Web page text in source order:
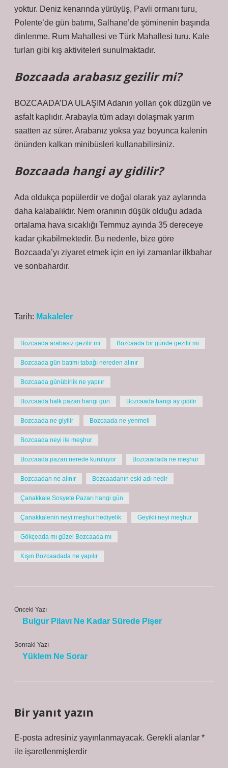
yoktur. Deniz kenarında yürüyüş, Pavli ormanı turu,
Polente’de gün batımı, Salhane’de şöminenin başında
dinlenme. Rum Mahallesi ve Türk Mahallesi turu. Kale
turları gibi kış aktiviteleri sunulmaktadır.
Bozcaada arabasız gezilir mi?
BOZCAADA’DA ULAŞIM Adanın yolları çok düzgün ve
asfalt kaplıdır. Arabayla tüm adayı dolaşmak yarım
saatten az sürer. Arabanız yoksa yaz boyunca kalenin
önünden kalkan minibüsleri kullanabilirsiniz.
Bozcaada hangi ay gidilir?
Ada oldukça popülerdir ve doğal olarak yaz aylarında
daha kalabalıktır. Nem oranının düşük olduğu adada
ortalama hava sıcaklığı Temmuz ayında 35 dereceye
kadar çıkabilmektedir. Bu nedenle, bize göre
Bozcaada’yı ziyaret etmek için en iyi zamanlar ilkbahar
ve sonbahardır.
Tarih: Makaleler
Bozcaada arabasız gezilir mi Bozcaada bir günde gezilir mi
Bozcaada gün batımı tabağı nereden alınır
Bozcaada günübirlik ne yapılır
Bozcaada halk pazarı hangi gün Bozcaada hangi ay gidilir
Bozcaada ne giyilir Bozcaada ne yenmeli
Bozcaada neyi ile meşhur
Bozcaada pazarı nerede kuruluyor Bozcaadada ne meşhur
Bozcaadan ne alınır Bozcaadanın eski adı nedir
Çanakkale Sosyete Pazarı hangi gün
Çanakkalenin neyi meşhur hediyelik Geyikli neyi meşhur
Gökçeada mı güzel Bozcaada mı
Kışın Bozcaadada ne yapılır
Önceki Yazı
Bulgur Pilavı Ne Kadar Sürede Pişer
Sonraki Yazı
Yüklem Ne Sorar
Bir yanıt yazın
E-posta adresiniz yayınlanmayacak. Gerekli alanlar *
ile işaretlenmişlerdir